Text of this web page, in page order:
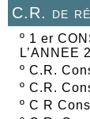
C.R. de
º 1 er
L’ANNEE
º C.R.
º C.R.
º C R